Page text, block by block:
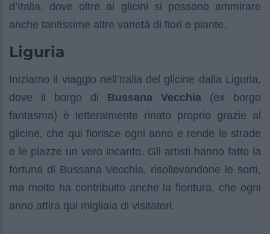
d’Italia, dove oltre ai glicini si possono ammirare
anche tantissime altre varietà di fiori e piante.
Liguria
Iniziamo il viaggio nell’Italia del glicine dalla Liguria,
dove il borgo di Bussana Vecchia (ex borgo
fantasma) è letteralmente rinato proprio grazie al
glicine, che qui fiorisce ogni anno e rende le strade
e le piazze un vero incanto. Gli artisti hanno fatto la
fortuna di Bussana Vecchia, risollevandone le sorti,
ma molto ha contribuito anche la fioritura, che ogni
anno attira qui migliaia di visitatori.